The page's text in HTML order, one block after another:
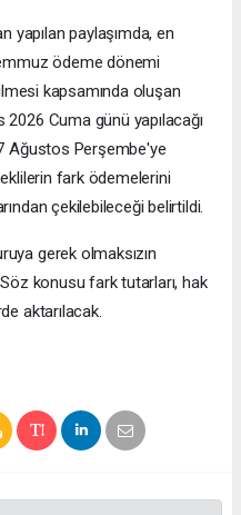
yapılan paylaşımda, en
ödeme dönemi
kapsamında oluşan
Cuma günü yapılacağı
Ağustos Perşembe'ye
fark ödemelerini
çekilebileceği belirtildi.
gerek olmaksızın
Söz konusu fark tutarları, hak
aktarılacak.